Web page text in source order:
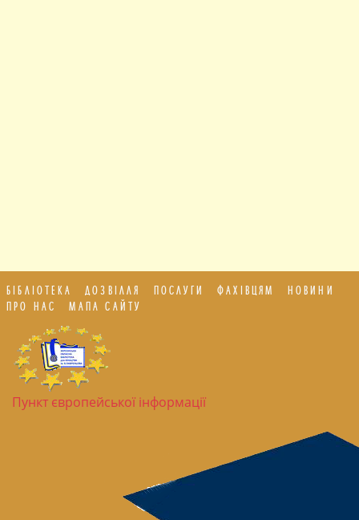
БІБЛІОТЕКА ДОЗВІЛЛЯ ПОСЛУГИ ФАХІВЦЯМ
НОВИНИ
ПРО НАС
МАПА САЙТУ
Пункт європейської інформації